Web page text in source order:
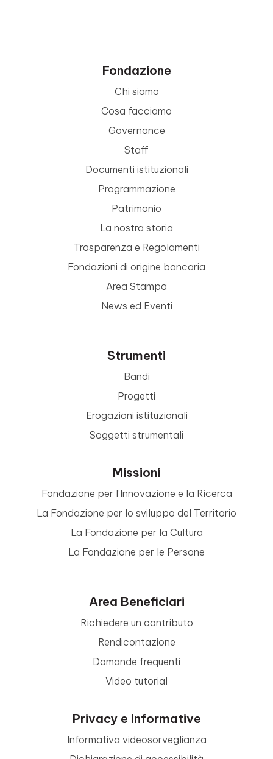
Fondazione
Chi siamo
Cosa facciamo
Governance
Staff
Documenti istituzionali
Programmazione
Patrimonio
La nostra storia
Trasparenza e Regolamenti
Fondazioni di origine bancaria
Area Stampa
News ed Eventi
Strumenti
Bandi
Progetti
Erogazioni istituzionali
Soggetti strumentali
Missioni
Fondazione per l’Innovazione e la Ricerca
La Fondazione per lo sviluppo del Territorio
La Fondazione per la Cultura
La Fondazione per le Persone
Area Beneficiari
Richiedere un contributo
Rendicontazione
Domande frequenti
Video tutorial
Privacy e Informative
Informativa videosorveglianza